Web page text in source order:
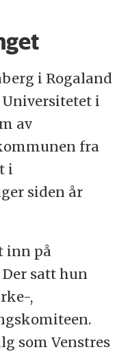
i Rogaland
i
av
fra
i
siden år
inn på
satt hun
,
som Venstres